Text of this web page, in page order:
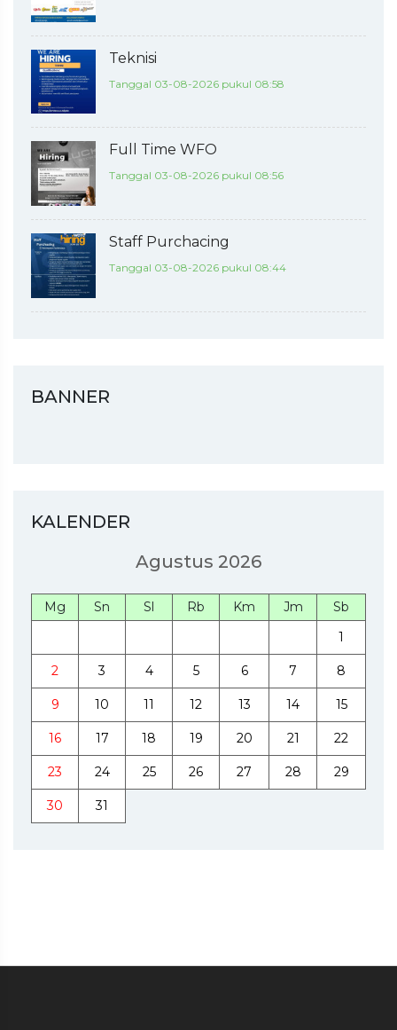
Teknisi
Tanggal 03-08-2026 pukul 08:58
Full Time WFO
Tanggal 03-08-2026 pukul 08:56
Staff Purchacing
Tanggal 03-08-2026 pukul 08:44
BANNER
KALENDER
Agustus 2026
Mg Sn Sl Rb Km Jm
Sb
1
2 3 4 5 6 7 8
9 10 11 12 13 14 15
16 17 18 19 20 21 22
23 24 25 26 27 28 29
30 31